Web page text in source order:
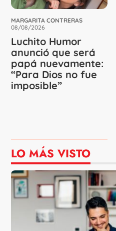
MARGARITA CONTRERAS
08/08/2026
Luchito Humor
anunció que será
papá nuevamente:
“Para Dios no fue
imposible”
LO MÁS VISTO